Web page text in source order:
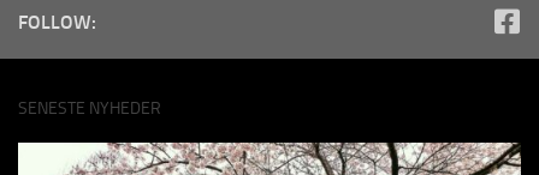
FOLLOW:
SENESTE NYHEDER